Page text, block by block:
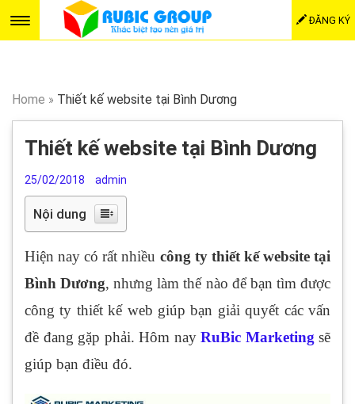
ĐĂNG KÝ
Home » Thiết kế website tại Bình Dương
Thiết kế website tại Bình Dương
25/02/2018 admin
Nội dung
Hiện nay có rất nhiều công ty thiết kế website tại
Bình Dương, nhưng làm thế nào để bạn tìm được
công ty thiết kế web giúp bạn giải quyết các vấn
đề đang gặp phải. Hôm nay RuBic Marketing sẽ
giúp bạn điều đó.